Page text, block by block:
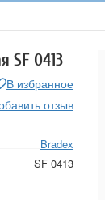
SF 0413
В избранное
отзыв
Bradex
SF 0413